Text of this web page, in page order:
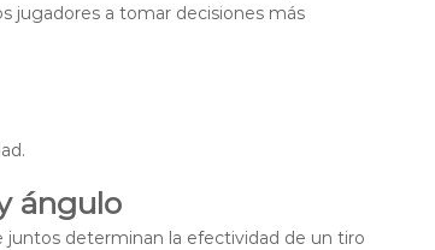
jugadores a tomar decisiones más
ángulo
determinan la efectividad de un tiro